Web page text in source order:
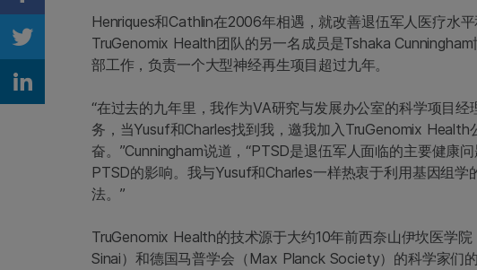
Henriques和Cathlin在2006年相遇，就改善退伍军人医疗水
TruGenomix Health团队的另一名成员是Tshaka
部工作，负责一个大型神经再生项目超过九年。
“在过去的九年里，我作为VA研究与发展办公室的科学项目
务，当Yusuf和Charles找到我，邀我加入TruGenomix
奋。”Cunningham说道，“PTSD是退伍军人面临的主要健康
PTSD的影响。我与Yusuf和Charles一样热衷于利用基因组
法。”
TruGenomix Health的技术源于大约10年前西奈山伊坎医学
Sinai）和德国马普学会（Max Planck Society）的科学家们
Share on Facebook
Share on Twitter
Share on Linkedin